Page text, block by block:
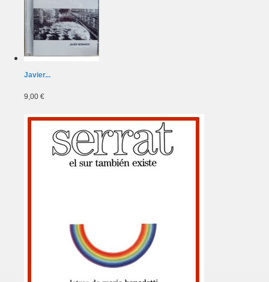
Javier...
9,00 €